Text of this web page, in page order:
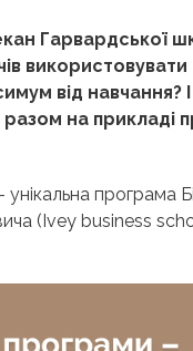
Гарвардської
від навчання?
на прикладі
унікальна програма
(Ivey business